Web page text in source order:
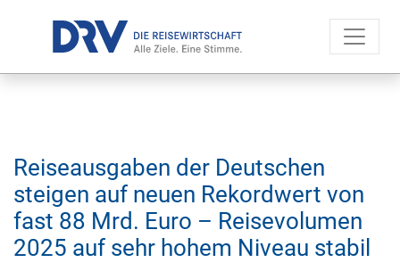
Reiseausgaben der Deutschen
steigen auf neuen Rekordwert von
fast 88 Mrd. Euro – Reisevolumen
2025 auf sehr hohem Niveau stabil